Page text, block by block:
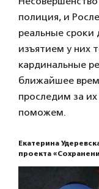
полиция, и
реальные сроки
изъятием у них
кардинальные
ближайшее
проследим за
поможем.
Екатерина
проекта